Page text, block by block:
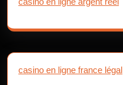
casino en ligne france légal